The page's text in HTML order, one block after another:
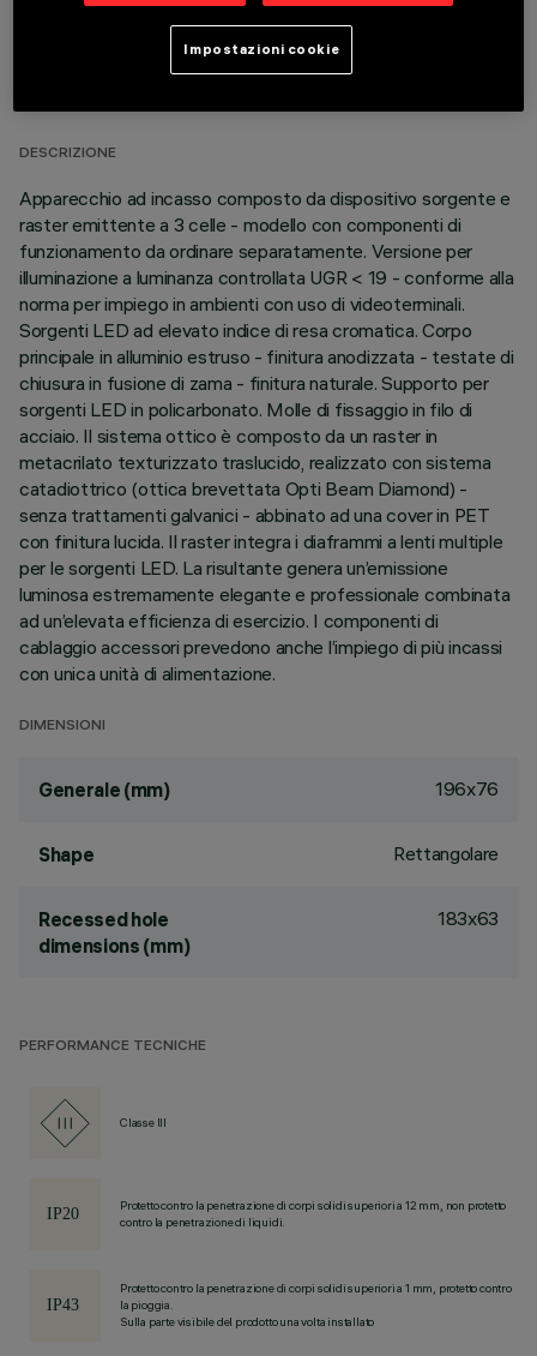
DATI TECNICI
DESCRIZIONE
Apparecchio ad incasso composto da dispositivo sorgente e
raster emittente a 3 celle - modello con componenti di
funzionamento da ordinare separatamente. Versione per
illuminazione a luminanza controllata UGR < 19 - conforme alla
norma per impiego in ambienti con uso di videoterminali.
Sorgenti LED ad elevato indice di resa cromatica. Corpo
principale in alluminio estruso - finitura anodizzata - testate di
chiusura in fusione di zama - finitura naturale. Supporto per
sorgenti LED in policarbonato. Molle di fissaggio in filo di
acciaio. Il sistema ottico è composto da un raster in
metacrilato texturizzato traslucido, realizzato con sistema
catadiottrico (ottica brevettata Opti Beam Diamond) -
senza trattamenti galvanici - abbinato ad una cover in PET
con finitura lucida. Il raster integra i diaframmi a lenti multiple
per le sorgenti LED. La risultante genera un’emissione
luminosa estremamente elegante e professionale combinata
ad un’elevata efficienza di esercizio. I componenti di
cablaggio accessori prevedono anche l’impiego di più incassi
con unica unità di alimentazione.
DIMENSIONI
Generale (mm) 196x76
Shape Rettangolare
Recessed hole
dimensions (mm)
183x63
PERFORMANCE TECNICHE
Classe III
Protetto contro la penetrazione di corpi solidi superiori a 12 mm, non protetto
contro la penetrazione di liquidi.
Protetto contro la penetrazione di corpi solidi superiori a 1 mm, protetto contro
la pioggia.
Sulla parte visibile del prodotto una volta installato
Impostazioni cookie